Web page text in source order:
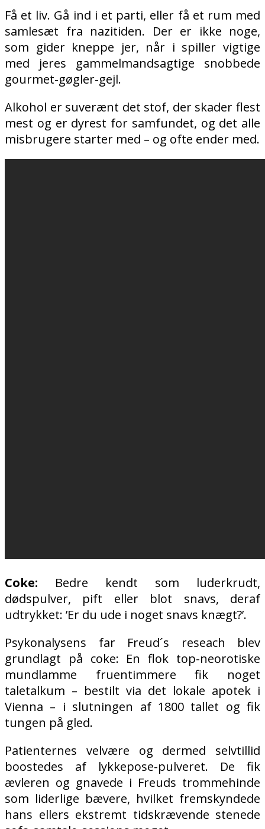
Få et liv. Gå ind i et parti, eller få et rum med
samlesæt fra nazitiden. Der er ikke noge,
som gider kneppe jer, når i spiller vigtige
med jeres gammelmandsagtige snobbede
gourmet-gøgler-gejl.
Alkohol er suverænt det stof, der skader flest
mest og er dyrest for samfundet, og det alle
misbrugere starter med – og ofte ender med.
Coke: Bedre kendt som luderkrudt,
dødspulver, pift eller blot snavs, deraf
udtrykket: ’Er du ude i noget snavs knægt?’.
Psykonalysens far Freud´s reseach blev
grundlagt på coke: En flok top-neorotiske
mundlamme fruentimmere fik noget
taletalkum – bestilt via det lokale apotek i
Vienna – i slutningen af 1800 tallet og fik
tungen på gled.
Patienternes velvære og dermed selvtillid
boostedes af lykkepose-pulveret. De fik
ævleren og gnavede i Freuds trommehinde
som liderlige bævere, hvilket fremskyndede
hans ellers ekstremt tidskrævende stenede